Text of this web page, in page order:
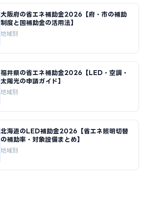
大阪府の省エネ補助金2026【府・市の補助
制度と国補助金の活用法】
地域別
福井県の省エネ補助金2026【LED・空調・
太陽光の申請ガイド】
地域別
北海道のLED補助金2026【省エネ照明切替
の補助率・対象設備まとめ】
地域別